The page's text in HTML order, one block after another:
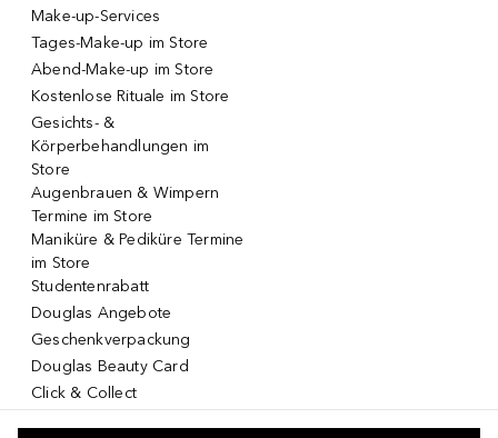
Make-up-Services
Tages-Make-up im Store
Abend-Make-up im Store
Kostenlose Rituale im Store
Gesichts- &
Körperbehandlungen im
Store
Augenbrauen & Wimpern
Termine im Store
Maniküre & Pediküre Termine
im Store
Studentenrabatt
Douglas Angebote
Geschenkverpackung
Douglas Beauty Card
Click & Collect